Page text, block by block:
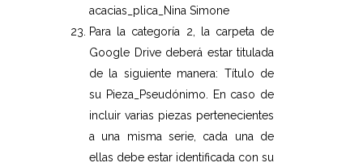
acacias_plica_Nina Simone
Para la categoría 2, la carpeta de
Google Drive deberá estar titulada
de la siguiente manera: Título de
su Pieza_Pseudónimo. En caso de
incluir varias piezas pertenecientes
a una misma serie, cada una de
ellas debe estar identificada con su